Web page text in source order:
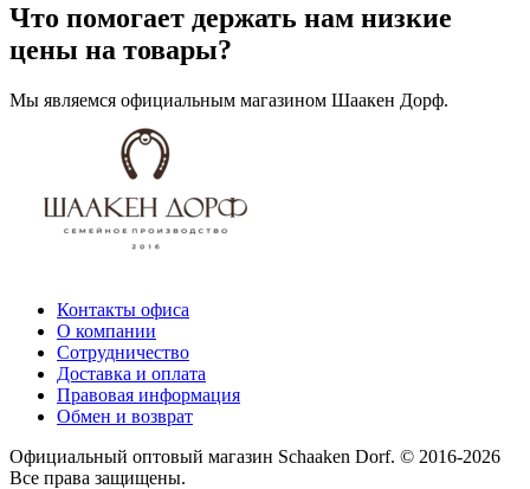
Что помогает держать нам низкие
цены на товары?
Мы являемся официальным магазином Шаакен Дорф.
Контакты офиса
О компании
Сотрудничество
Доставка и оплата
Правовая информация
Обмен и возврат
Официальный оптовый магазин Schaaken Dorf. © 2016-2026
Все права защищены.